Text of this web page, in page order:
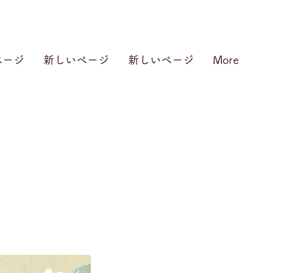
ジ 新しいページ 新しいページ More